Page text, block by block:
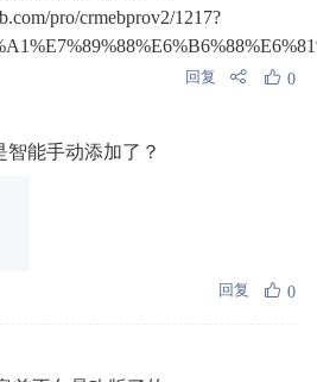
pro/crmebprov2/1217?
回复 0
能手动添加了？
回复 0